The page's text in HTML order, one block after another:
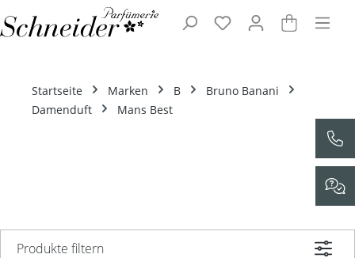
Zum Hauptinhalt springen
Startseite Marken B
Bruno Banani
Damenduft
Mans Best
Produkte filtern